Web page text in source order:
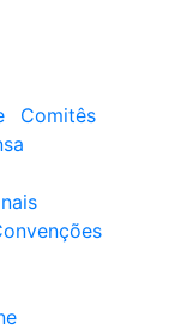
Comitês